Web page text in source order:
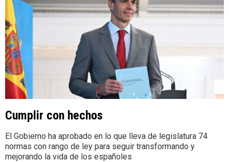
Cumplir con hechos
El Gobierno ha aprobado en lo que lleva de legislatura 74
normas con rango de ley para seguir transformando y
mejorando la vida de los españoles